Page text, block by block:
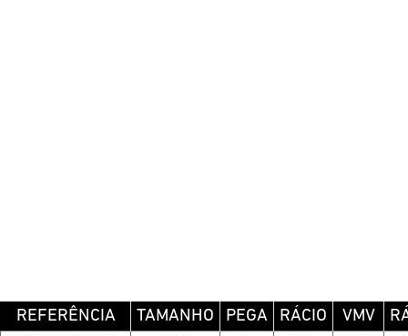
REFERÊNCIA TAMANHO PEGA RÁCIO VMV